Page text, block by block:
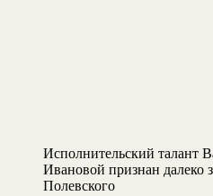
Исполнительский талант
Ивановой признан далеко
Полевского